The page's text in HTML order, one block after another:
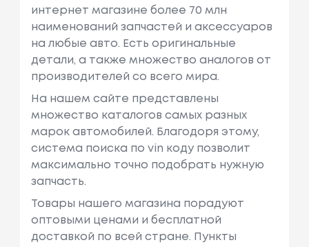
интернет магазине более 70 млн
наименований запчастей и аксессуаров
на любые авто. Есть оригинальные
детали, а также множество аналогов от
производителей со всего мира.
На нашем сайте представлены
множество каталогов самых разных
марок автомобилей. Благодоря этому,
система поиска по vin коду позволит
максимально точно подобрать нужную
запчасть.
Товары нашего магазина порадуют
оптовыми ценами и бесплатной
доставкой по всей стране. Пункты